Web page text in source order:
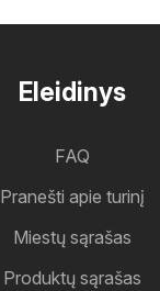
Eleidinys
FAQ
Pranešti apie turinį
Miestų sąrašas
Produktų sąrašas